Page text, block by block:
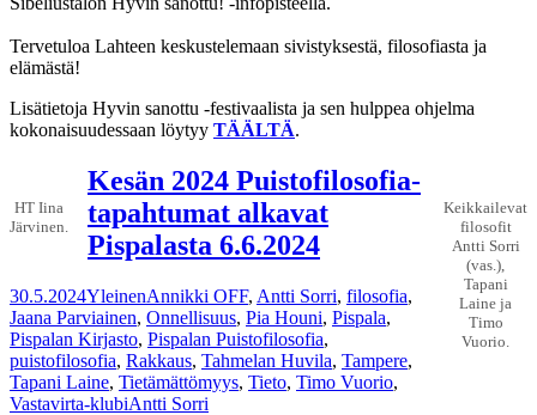
Tervetuloa Lahteen keskustelemaan sivistyksestä, filosofiasta ja
elämästä!
Lisätietoja Hyvin sanottu -festivaalista ja sen hulppea ohjelma
kokonaisuudessaan löytyy TÄÄLTÄ.
HT Iina
Järvinen.
Keikkailevat
filosofit
Antti Sorri
(vas.),
Tapani
Laine ja
Timo
Vuorio.
Kesän 2024 Puistofilosofia-
tapahtumat alkavat
Pispalasta 6.6.2024
30.5.2024YleinenAnnikki OFF, Antti Sorri, filosofia,
Jaana Parviainen, Onnellisuus, Pia Houni, Pispala,
Pispalan Kirjasto, Pispalan Puistofilosofia,
puistofilosofia, Rakkaus, Tahmelan Huvila, Tampere,
Tapani Laine, Tietämättömyys, Tieto, Timo Vuorio,
Vastavirta-klubiAntti Sorri